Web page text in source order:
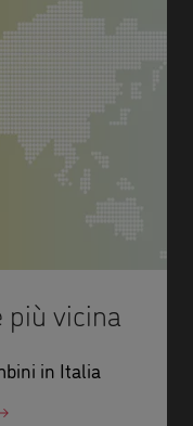
più vicina
in Italia